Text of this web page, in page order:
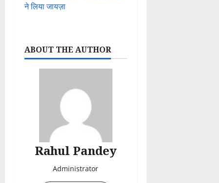
ने लिया जायज़ा
ABOUT THE AUTHOR
Rahul Pandey
Administrator